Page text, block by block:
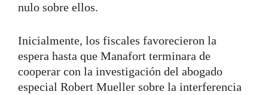
nulo sobre ellos.
Inicialmente, los fiscales favorecieron la
espera hasta que Manafort terminara de
cooperar con la investigación del abogado
especial Robert Mueller sobre la interferencia